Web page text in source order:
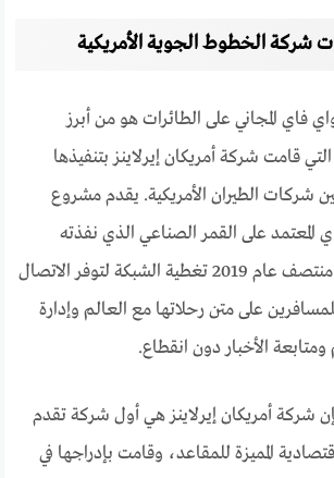
شركة الخطوط الجوية الأمريكية
فاي المجاني على الطائرات هو من أبرز
التي قامت شركة أمريكان إيرلاينز بتنفيذها
شركات الطيران الأمريكية. يقدم مشروع
المعتمد على القمر الصناعي الذي نفذته
الشركة منتصف عام 2019 تغطية الشبكة لتوفر الاتصال
على متن رحلاتها مع العالم وإدارة
ومتابعة الأخبار دون انقطاع.
شركة أمريكان إيرلاينز هي أول شركة تقدم
المميزة للمقاعد، وقامت بإدراجها في